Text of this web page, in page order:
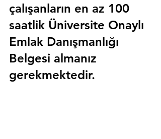
çalışanların en az 100
saatlik Üniversite Onaylı
Emlak Danışmanlığı
Belgesi almanız
gerekmektedir.